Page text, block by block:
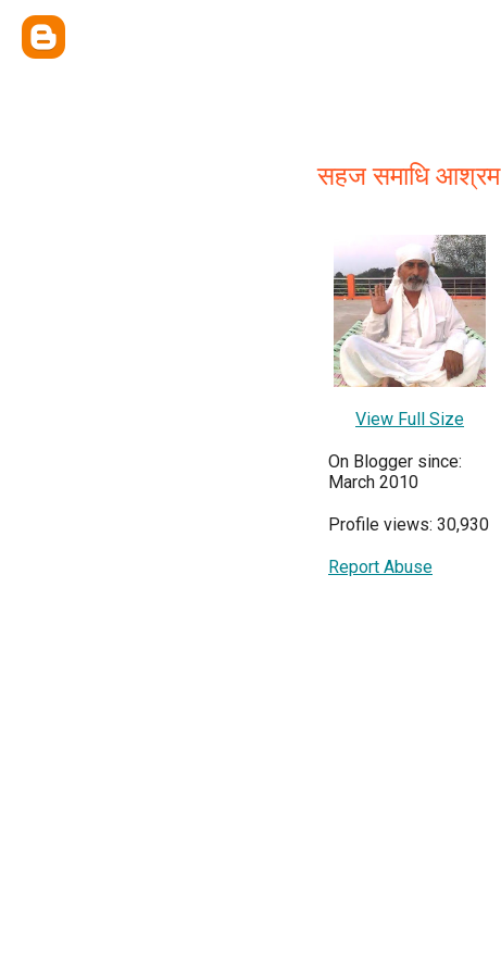
सहज समाधि आश्रम
View Full Size
On Blogger since:
March 2010
Profile views: 30,930
Report Abuse